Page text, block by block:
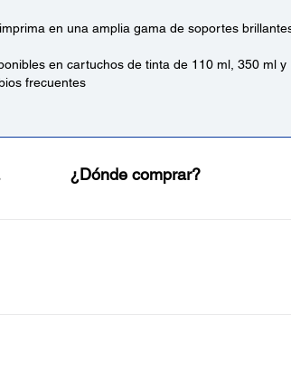
imprima en una amplia gama de soportes
en cartuchos de tinta de 110 ml, 350 ml y
frecuentes
¿Dónde comprar?